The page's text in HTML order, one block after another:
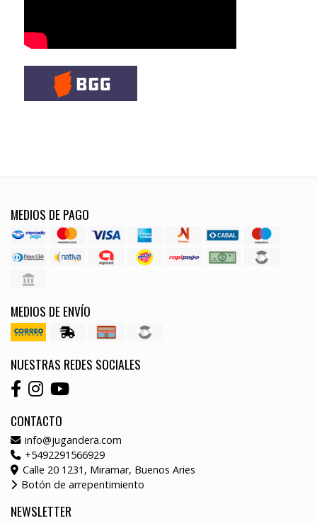
MEDIOS DE PAGO
MEDIOS DE ENVÍO
NUESTRAS REDES SOCIALES
CONTACTO
info@jugandera.com
+5492291566929
Calle 20 1231, Miramar, Buenos Aries
Botón de arrepentimiento
NEWSLETTER